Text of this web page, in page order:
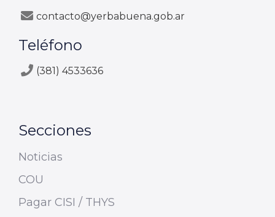
contacto@yerbabuena.gob.ar
Teléfono
(381) 4533636
Secciones
Noticias
COU
Pagar CISI / THYS